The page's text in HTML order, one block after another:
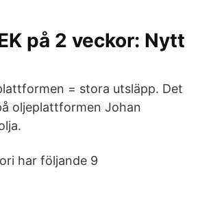
på 2 veckor: Nytt
= stora utsläpp. Det
oljeplattformen Johan
har följande 9